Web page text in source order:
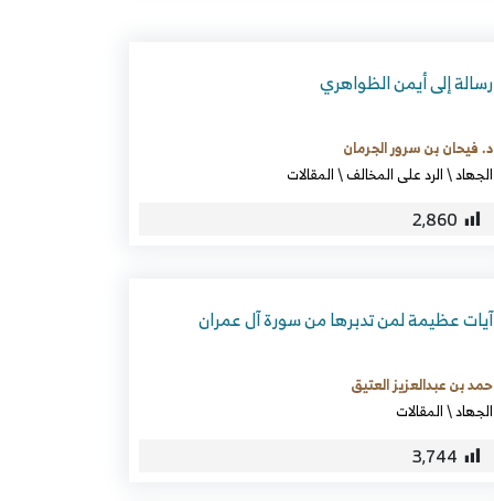
رسالة إلى أيمن الظواهري
د. فيحان بن سرور الجرمان
الجهاد\الرد على المخالف\المقالات
2٬860
آيات عظيمة لمن تدبرها من سورة آل عمران
حمد بن عبدالعزيز العتيق
الجهاد\المقالات
3٬744